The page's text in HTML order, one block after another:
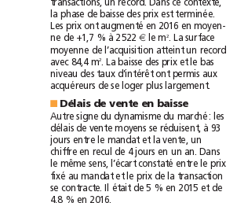
la
phase de baisse des prix est terminée.
Les prix ont augmenté en 2016 en
moyen-
ne
de +1,7% à 2522 € le m2. La
surface
moyenne
de l’acquisition atteint un record
avec 84,4m2 La baisse des prix et le bas
niveau des taux d’intérêt ont permis
aux
acquéreurs
de se loger plus largement.
Délais de vente en baisse
Autre signe du dynamisme du marché: les
délais de vente moyens se réduisent, à
93
jours
entre le mandat et la vente,
un
chiffre
en de 4 jours en un an. Dans
le même sens, l’écart constaté entre le prix
fixé au mandat et le prix de la
transaction
se
était de 5% en 2015 et
de
4,8%
en 2016.